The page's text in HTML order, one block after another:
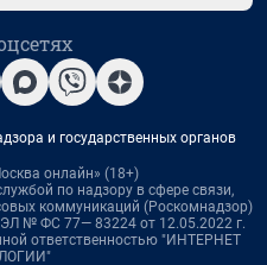
и государственных органов
онлайн» (18+)
по надзору в сфере связи,
коммуникаций (Роскомнадзор)
№ ФС 77— 83224 от 12.05.2022 г.
ответственностью "ИНТЕРНЕТ